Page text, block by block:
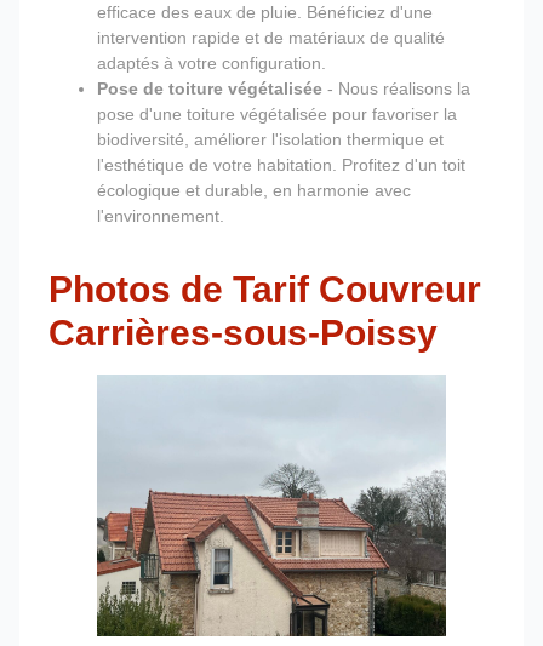
efficace des eaux de pluie. Bénéficiez d'une
intervention rapide et de matériaux de qualité
adaptés à votre configuration.
Pose de toiture végétalisée - Nous réalisons la
pose d'une toiture végétalisée pour favoriser la
biodiversité, améliorer l'isolation thermique et
l'esthétique de votre habitation. Profitez d'un toit
écologique et durable, en harmonie avec
l'environnement.
Photos de Tarif Couvreur
Carrières-sous-Poissy